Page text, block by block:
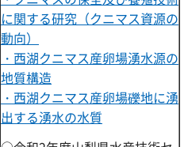
に関する研究（クニマス資源の
動向）
・西湖クニマス産卵場湧水源の
地質構造
・西湖クニマス産卵場礫地に湧
出する湧水の水質